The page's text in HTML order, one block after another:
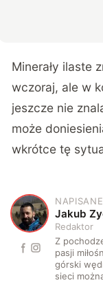
Minerały ilaste
wczoraj, ale w
jeszcze nie
może
wkrótce tę
J Jakub
Redaktor
Z
pasji
górski
sieci